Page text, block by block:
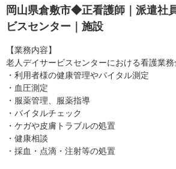
岡山県倉敷市◆正看護師｜派遣社
ビスセンター｜施設
【業務内容】
老人デイサービスセンターにおける看護業務
・利用者様の健康管理やバイタル測定
・血圧測定
・服薬管理、服薬指導
・バイタルチェック
・ケガや皮膚トラブルの処置
・健康相談
・採血・点滴・注射等の処置